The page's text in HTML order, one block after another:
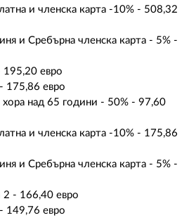
и членска карта -10% - 508,32
и Сребърна членска карта - 5% -
евро
175,86 евро
над 65 години - 50% - 97,60
и членска карта -10% - 175,86
и Сребърна членска карта - 5% -
2 - 166,40 евро
149,76 евро